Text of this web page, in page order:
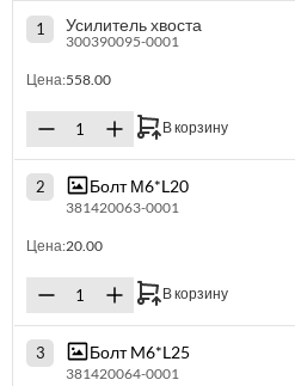
1 Усилитель хвоста
300390095-0001
Цена:558.00
В корзину
2 Болт М6*L20
381420063-0001
Цена:20.00
В корзину
3 Болт M6*L25
381420064-0001